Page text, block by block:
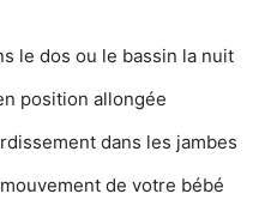
le dos ou le bassin la nuit
position allongée
dans les jambes
de votre bébé